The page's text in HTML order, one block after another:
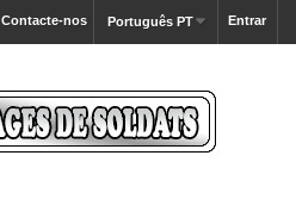
Entrar
Português PT
Contacte-nos